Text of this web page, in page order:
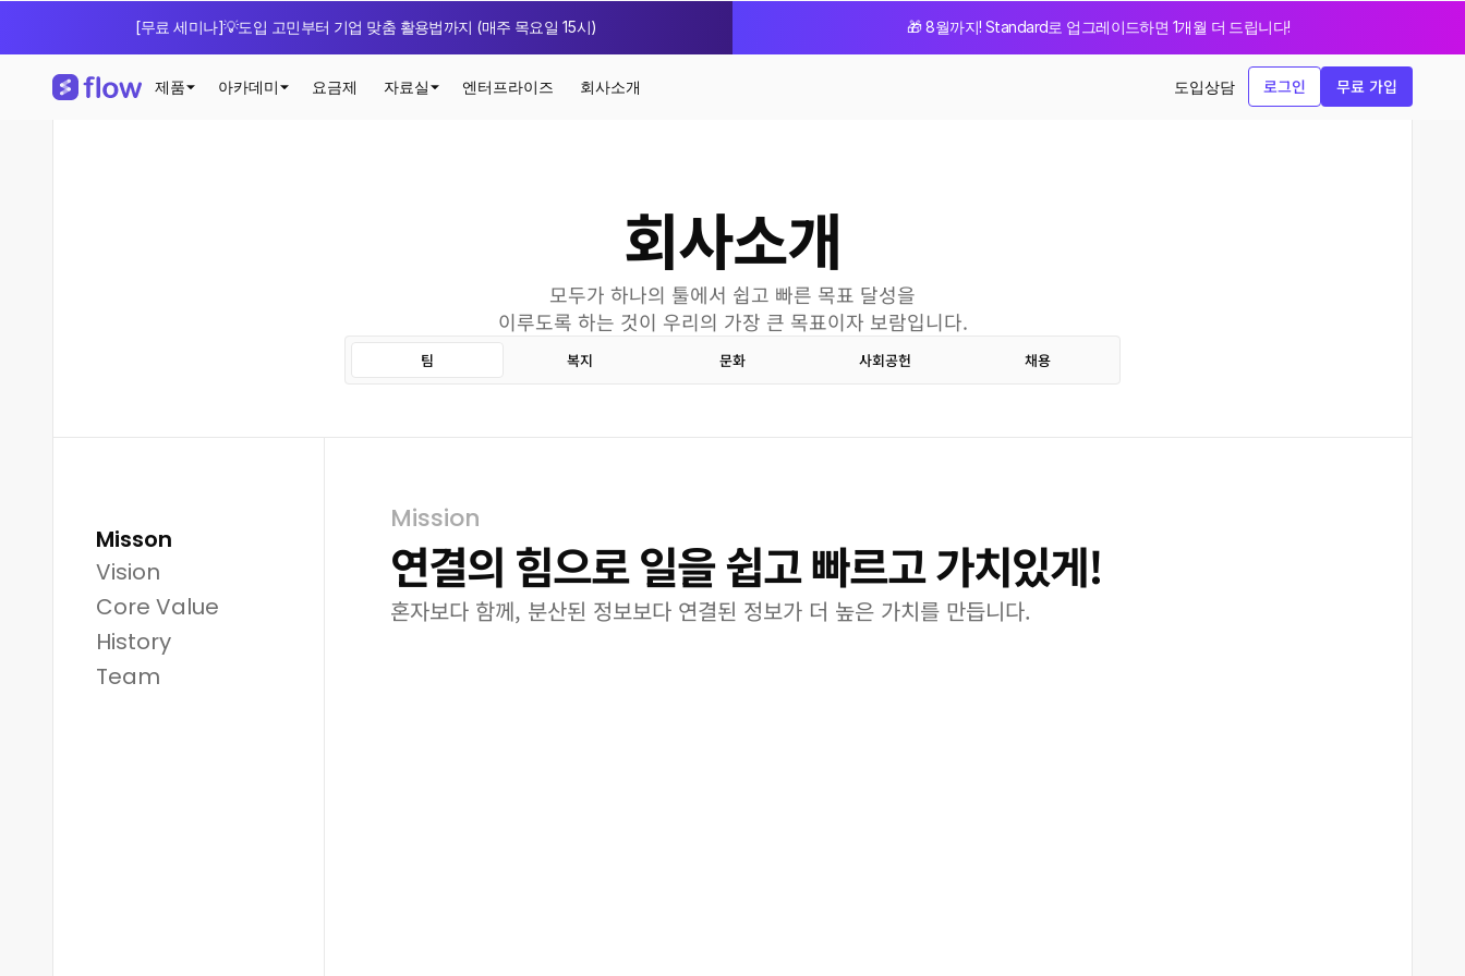
[무료 세미나]💡도입 고민부터 기업 맞춤 활용법까지 (매주 목요일 15시) 🎁 8월까지! Standard로 업그레이드하면 1개월 더 드립니다!
제품 아카데미 요금제 자료실 엔터프라이즈 회사소개 도입상담 로그인 무료 가입
회사소개
모두가 하나의 툴에서 쉽고 빠른 목표 달성을
이루도록 하는 것이 우리의 가장 큰 목표이자 보람입니다.
팀 복지 문화 사회공헌 채용
Misson
Vision
Core Value
History
Team
Mission
연결의 힘으로 일을 쉽고 빠르고 가치있게!
혼자보다 함께, 분산된 정보보다 연결된 정보가 더 높은 가치를 만듭니다.